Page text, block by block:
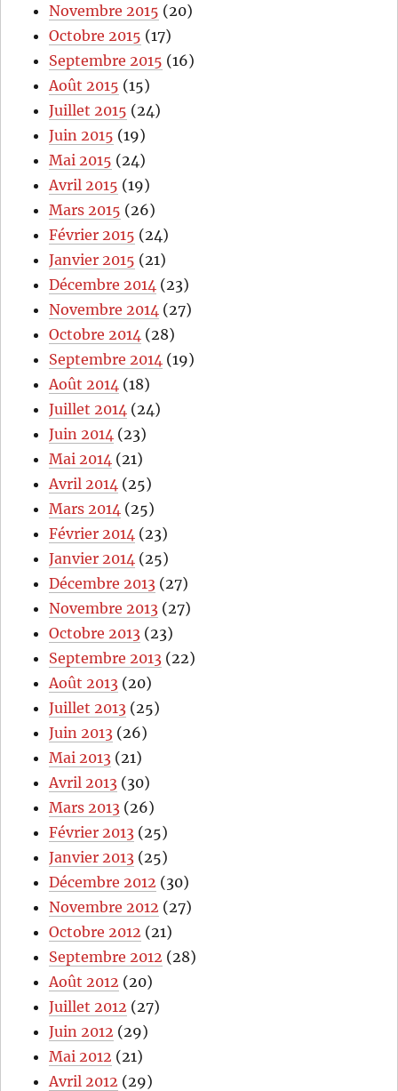
Novembre 2015 (20)
Octobre 2015 (17)
Septembre 2015 (16)
Août 2015 (15)
Juillet 2015 (24)
Juin 2015 (19)
Mai 2015 (24)
Avril 2015 (19)
Mars 2015 (26)
Février 2015 (24)
Janvier 2015 (21)
Décembre 2014 (23)
Novembre 2014 (27)
Octobre 2014 (28)
Septembre 2014 (19)
Août 2014 (18)
Juillet 2014 (24)
Juin 2014 (23)
Mai 2014 (21)
Avril 2014 (25)
Mars 2014 (25)
Février 2014 (23)
Janvier 2014 (25)
Décembre 2013 (27)
Novembre 2013 (27)
Octobre 2013 (23)
Septembre 2013 (22)
Août 2013 (20)
Juillet 2013 (25)
Juin 2013 (26)
Mai 2013 (21)
Avril 2013 (30)
Mars 2013 (26)
Février 2013 (25)
Janvier 2013 (25)
Décembre 2012 (30)
Novembre 2012 (27)
Octobre 2012 (21)
Septembre 2012 (28)
Août 2012 (20)
Juillet 2012 (27)
Juin 2012 (29)
Mai 2012 (21)
Avril 2012 (29)